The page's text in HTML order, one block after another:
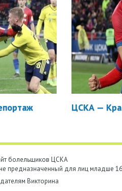
ЦСКА —
болельщиков ЦСКА
предназначенный для лиц младше
Викторина